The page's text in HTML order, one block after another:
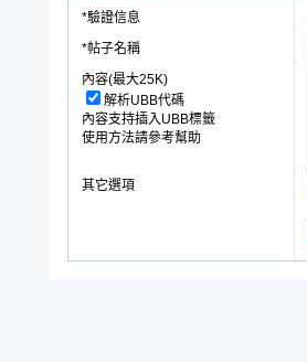
*驗證信息
*帖子名稱
內容(最大25K)
解析UBB代碼
內容支持插入UBB標籤
使用方法請參考幫助
其它選項